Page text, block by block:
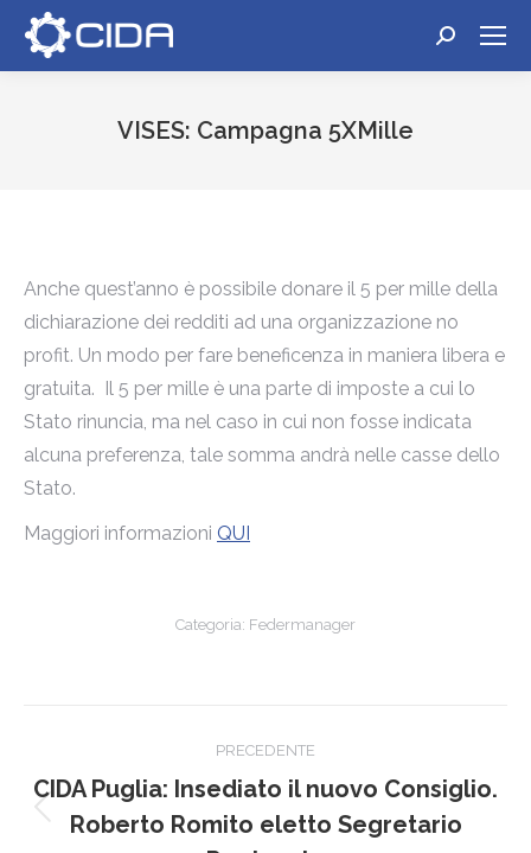
Cerca:
VISES: Campagna 5XMille
Anche quest’anno è possibile donare il 5 per mille della
dichiarazione dei redditi ad una organizzazione no
profit. Un modo per fare beneficenza in maniera libera e
gratuita. Il 5 per mille è una parte di imposte a cui lo
Stato rinuncia, ma nel caso in cui non fosse indicata
alcuna preferenza, tale somma andrà nelle casse dello
Stato.
Maggiori informazioni QUI
Categoria: Federmanager
tra
PRECEDENTE
Post
CIDA Puglia: Insediato il nuovo Consiglio.
Roberto Romito eletto Segretario